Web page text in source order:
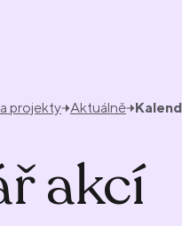
projekty Aktuálně
akcí